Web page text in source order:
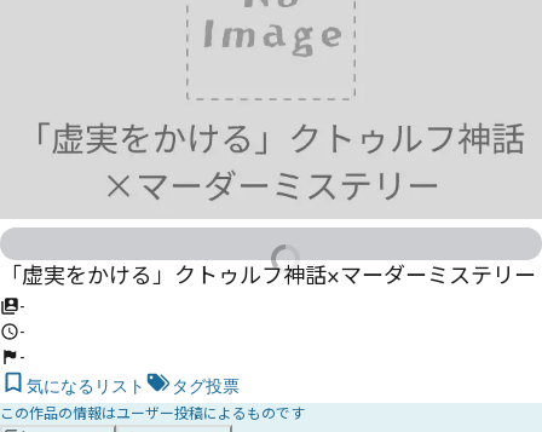
「虚実をかける」クトゥルフ神話×マーダーミステリー
-
-
-
気になるリスト タグ投票
この作品の情報はユーザー投稿によるものです